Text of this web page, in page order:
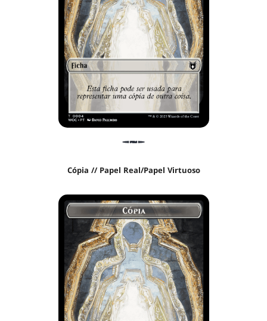
Cópia // Papel Real/Papel Virtuoso